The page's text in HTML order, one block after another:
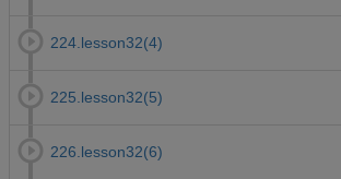
224.lesson32(4)
225.lesson32(5)
226.lesson32(6)